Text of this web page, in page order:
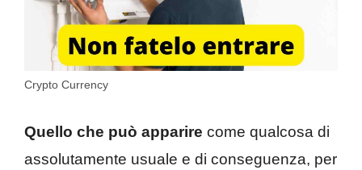
Crypto Currency
Quello che può apparire come qualcosa di
assolutamente usuale e di conseguenza, per